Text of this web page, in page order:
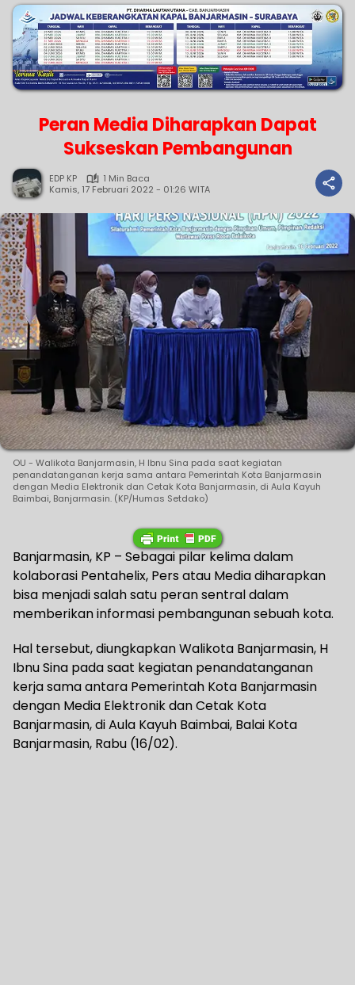
Peran Media Diharapkan Dapat
Sukseskan Pembangunan
EDP KP
1 Min Baca
Kamis, 17 Februari 2022 - 01:26 WITA
OU - Walikota Banjarmasin, H Ibnu Sina pada saat kegiatan
penandatanganan kerja sama antara Pemerintah Kota Banjarmasin
dengan Media Elektronik dan Cetak Kota Banjarmasin, di Aula Kayuh
Baimbai, Banjarmasin. (KP/Humas Setdako)
Banjarmasin, KP – Sebagai pilar kelima dalam
kolaborasi Pentahelix, Pers atau Media diharapkan
bisa menjadi salah satu peran sentral dalam
memberikan informasi pembangunan sebuah kota.
Hal tersebut, diungkapkan Walikota Banjarmasin, H
Ibnu Sina pada saat kegiatan penandatanganan
kerja sama antara Pemerintah Kota Banjarmasin
dengan Media Elektronik dan Cetak Kota
Banjarmasin, di Aula Kayuh Baimbai, Balai Kota
Banjarmasin, Rabu (16/02).